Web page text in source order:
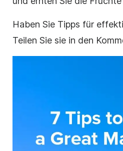
Haben Sie Tipps für
Teilen Sie sie in den